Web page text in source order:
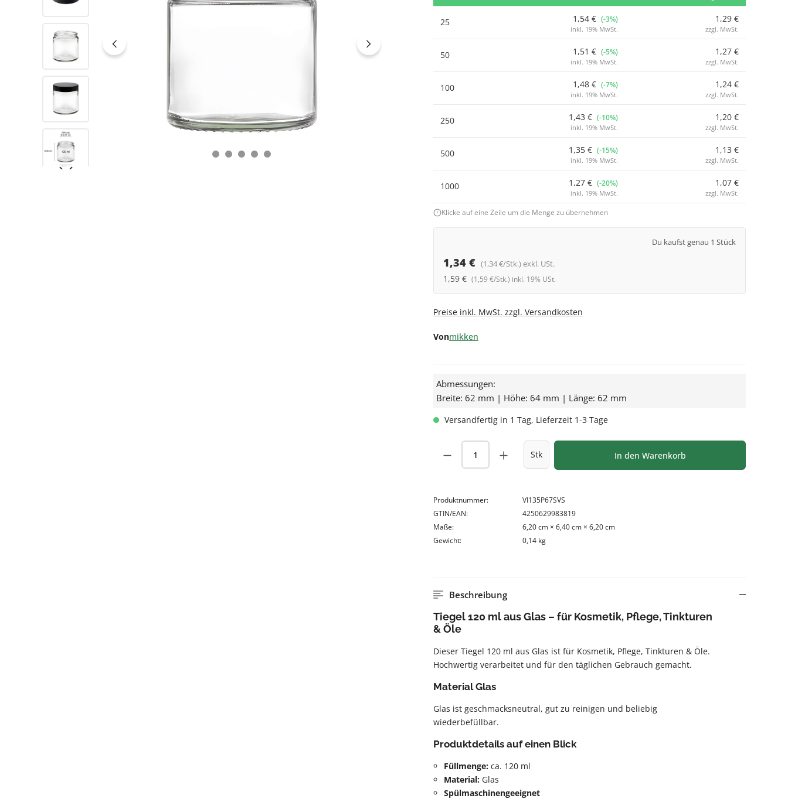
25 1,54 € (-3%)
inkl. 19% MwSt.
1,29 €
zzgl. MwSt.
50 1,51 € (-5%)
inkl. 19% MwSt.
1,27 €
zzgl. MwSt.
100 1,48 € (-7%)
inkl. 19% MwSt.
1,24 €
zzgl. MwSt.
250 1,43 € (-10%)
inkl. 19% MwSt.
1,20 €
zzgl. MwSt.
500 1,35 € (-15%)
inkl. 19% MwSt.
1,13 €
zzgl. MwSt.
1000 1,27 € (-20%)
inkl. 19% MwSt.
1,07 €
zzgl. MwSt.
Klicke auf eine Zeile um die Menge zu übernehmen
Du kaufst genau 1 Stück
1,34 € (1,34 €/Stk.) exkl. USt.
1,59 € (1,59 €/Stk.) inkl. 19% USt.
Preise inkl. MwSt. zzgl. Versandkosten
Vonmikken
Abmessungen:
Breite: 62 mm | Höhe: 64 mm | Länge: 62 mm
Versandfertig in 1 Tag, Lieferzeit 1-3 Tage
Produkt Anzahl: Gib den gewünschten Wert ein
Stk In den Warenkorb
Produktnummer:
VI135P67SVS
GTIN/EAN:
4250629983819
Maße:
6,20 cm × 6,40 cm × 6,20 cm
Gewicht:
0,14 kg
Beschreibung
Tiegel 120 ml aus Glas – für Kosmetik, Pflege, Tinkturen
& Öle
Dieser Tiegel 120 ml aus Glas ist für Kosmetik, Pflege, Tinkturen & Öle.
Hochwertig verarbeitet und für den täglichen Gebrauch gemacht.
Material Glas
Glas ist geschmacksneutral, gut zu reinigen und beliebig
wiederbefüllbar.
Produktdetails auf einen Blick
Füllmenge: ca. 120 ml
Material: Glas
Spülmaschinengeeignet